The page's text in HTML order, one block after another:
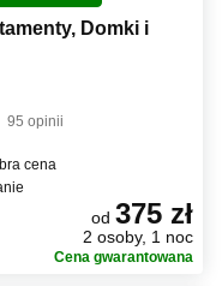
Domki i
95 opinii
cena
od 375 zł
2 osoby, 1 noc
Cena gwarantowana